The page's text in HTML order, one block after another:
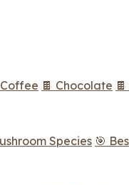
Coffee 🍫 Chocolate
Species 🎯